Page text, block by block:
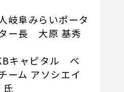
岐阜みらいポータ
ー長 大原 基秀
キャピタル ベ
ーム アソシエイ